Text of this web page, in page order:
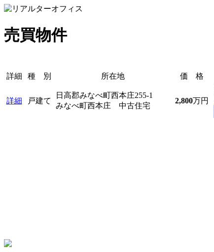
売買物件
詳細
種 別 所在地 価 格
詳細 戸建て
日高郡みなべ町西本庄255-1
みなべ町西本庄 中古住宅
2,800万円